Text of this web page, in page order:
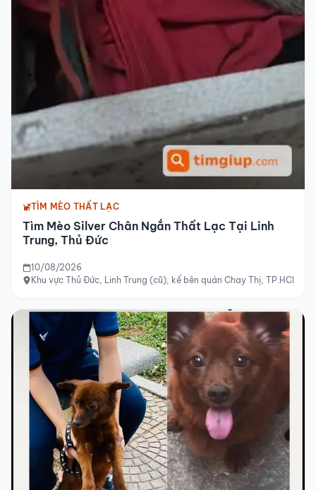
TÌM MÈO THẤT LẠC
Tìm Mèo Silver Chân Ngắn Thất Lạc Tại Linh
Trung, Thủ Đức
10/08/2026
Khu vực Thủ Đức, Linh Trung (cũ), kế bên quán Chay Thị, TP.HCM